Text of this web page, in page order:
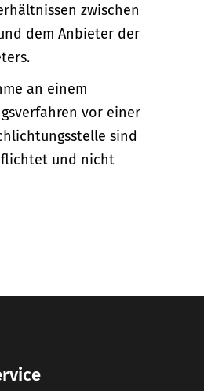
zwischen
dem Anbieter der
an einem
vor einer
sind
und nicht